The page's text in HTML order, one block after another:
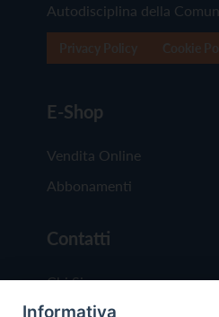
Autodisciplina della
E-Shop
Vendita Online
Abbonamenti
Contatti
Chi Siamo
Redazione
Informativa